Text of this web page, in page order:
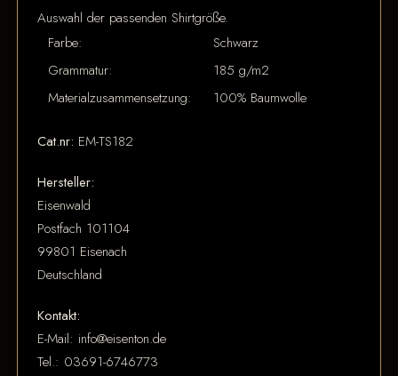
Auswahl der passenden Shirtgröße.
Farbe:
Schwarz
Grammatur:
185 g/m2
Materialzusammensetzung:
100% Baumwolle
Cat.nr: EM-TS182
Hersteller:
Eisenwald
Postfach 101104
99801 Eisenach
Deutschland
Kontakt:
E-Mail: info@eisenton.de
Tel.: 03691-6746773